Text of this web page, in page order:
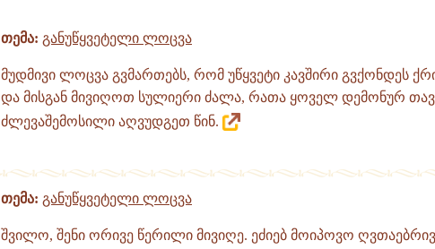
თემა: განუწყვეტელი ლოცვა
მუდმივი ლოცვა გვმართებს, რომ უწყვეტი კავშირი გვქონდეს
და მისგან მივიღოთ სულიერი ძალა, რათა ყოველ დემონურ
ძლევაშემოსილი აღვუდგეთ წინ.
თემა: განუწყვეტელი ლოცვა
შვილო, შენი ორივე წერილი მივიღე. ეძიებ მოიპოვო